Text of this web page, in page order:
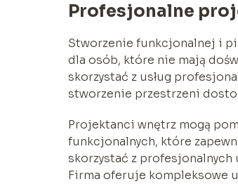
Profesjonalne
Stworzenie funkcjonalnej i
dla osób, które nie mają
skorzystać z usług
stworzenie przestrzeni
Projektanci wnętrz mogą
funkcjonalnych, które
skorzystać z
Firma oferuje kompleksowe